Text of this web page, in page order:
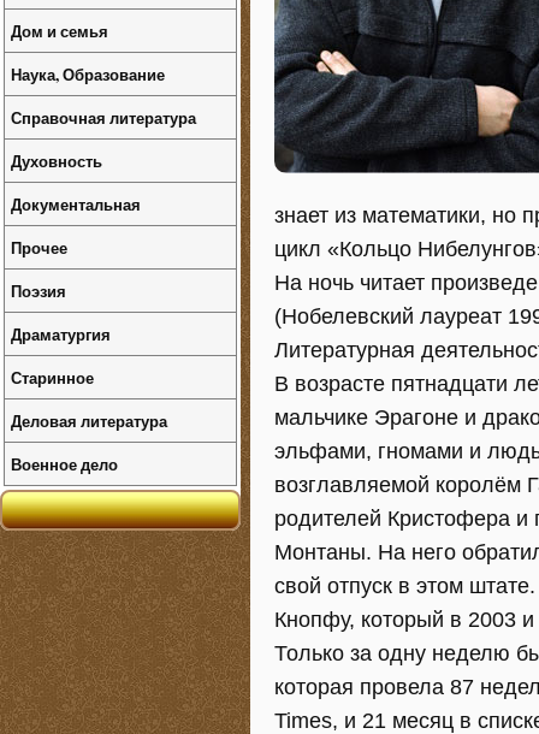
знает из математики, но
цикл «Кольцо
На ночь читает
(Нобелевский лауреат
Литературная
В возрасте пятнадцати
мальчике Эрагоне и
эльфами, гномами и
возглавляемой королём
родителей Кристофера и
Монтаны. На него
свой отпуск в этом
Кнопфу, который в 2003
Только за одну неделю
которая провела 87
Times, и 21 месяц в
Дом и семья
Наука, Образование
Справочная литература
Духовность
Документальная
Прочее
Поэзия
Драматургия
Старинное
Деловая литература
Военное дело